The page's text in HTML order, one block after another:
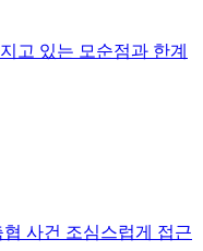
고 있는 모순점과 한계
사건 조심스럽게 접근